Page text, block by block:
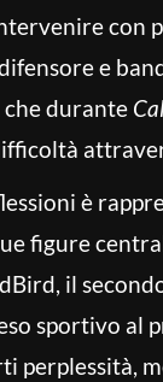
con
e
durante
è
figure
il
sportivo al
perplessità,